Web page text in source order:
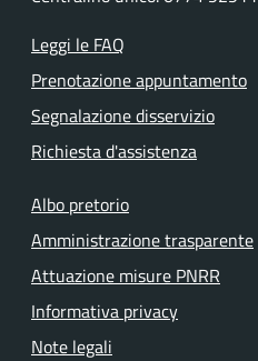
Leggi le FAQ
Prenotazione appuntamento
Segnalazione disservizio
Richiesta d'assistenza
Albo pretorio
Amministrazione trasparente
Attuazione misure PNRR
Informativa privacy
Note legali